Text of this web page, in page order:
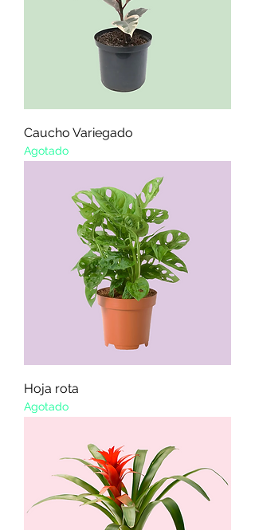
Caucho Variegado
Agotado
Hoja rota
Agotado